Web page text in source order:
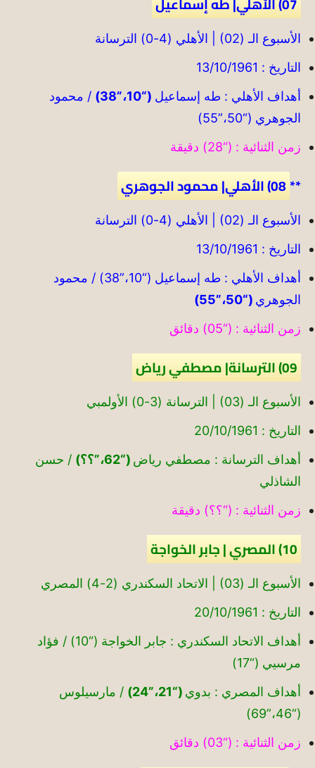
الأسبوع الـ (02) | الأهلي (4-0) الترسانة
التاريخ : 13/10/1961
أهداف الأهلي : طه إسماعيل (“10،”38)
/ محمود
الجوهري (“50،”55)
زمن الثنائية : (“28) دقيقة
**08) الأهلي| محمود الجوهري
الأسبوع الـ (02) | الأهلي (4-0) الترسانة
التاريخ : 13/10/1961
أهداف الأهلي : طه إسماعيل (“10،”38) / محمود
الجوهري (“50،”55)
زمن الثنائية : (“05) دقائق
09) الترسانة| مصطفي رياض
الأسبوع الـ (03) | الترسانة (3-0) الأولمبي
التاريخ : 20/10/1961
أهداف الترسانة : مصطفي رياض (“62،”؟؟)
/ حسن
الشاذلي
زمن الثنائية : (“؟؟) دقيقة
10) المصري | جابر الخواجة
الأسبوع الـ (03) | الاتحاد السكندري (2-4) المصري
التاريخ : 20/10/1961
أهداف الاتحاد السكندري : جابر الخواجة (“10) / فؤاد
مرسيي (“17)
أهداف المصري : بدوي (“21،”24)
/ مارسيلوس
(“46،”69)
زمن الثنائية : (“03) دقائق